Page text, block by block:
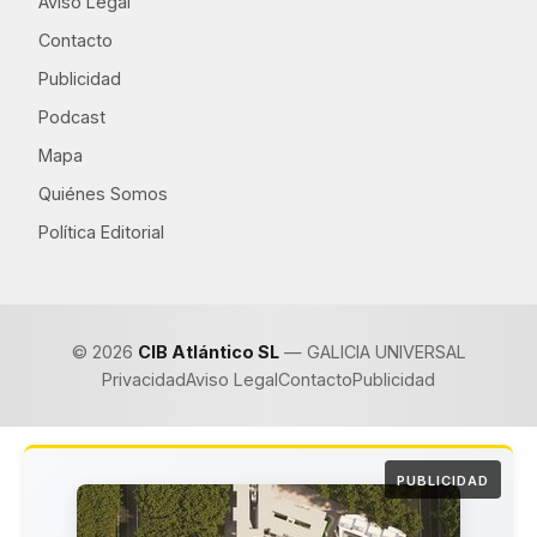
Contacto
Publicidad
Podcast
Mapa
Quiénes Somos
Política Editorial
© 2026 CIB Atlántico SL— GALICIA UNIVERSAL
PrivacidadAviso LegalContactoPublicidad
PUBLICIDAD